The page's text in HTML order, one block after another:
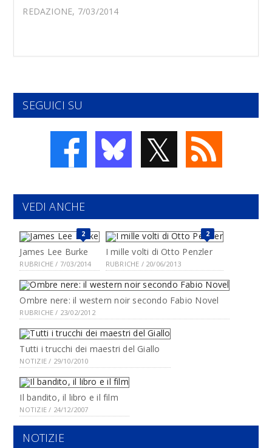
REDAZIONE, 7/03/2014
SEGUICI SU
𝕏
VEDI ANCHE
2
James Lee Burke
RUBRICHE / 7/03/2014
2
I mille volti di Otto Penzler
RUBRICHE / 20/06/2013
Ombre nere: il western noir secondo Fabio Novel
RUBRICHE / 23/02/2012
Tutti i trucchi dei maestri del Giallo
NOTIZIE / 29/10/2010
Il bandito, il libro e il film
NOTIZIE / 24/12/2007
NOTIZIE